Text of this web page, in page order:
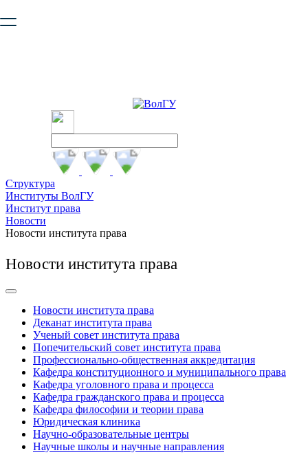
безопасную работу с сайтом. Пожалуйста
Структура
Институты ВолГУ
Институт права
Новости
Новости института права
Новости института права
Новости института права
Деканат института права
Ученый совет института права
Попечительский совет института права
Профессионально-общественная аккредитация
Кафедра конституционного и муниципального права
Кафедра уголовного права и процесса
Кафедра гражданского права и процесса
Кафедра философии и теории права
Юридическая клиника
Научно-образовательные центры
Научные школы и научные направления